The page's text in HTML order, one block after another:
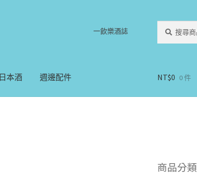
一飲樂酒誌
日本酒 週邊配件 NT$0 0 件
商品分類